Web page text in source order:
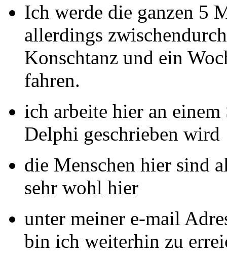
Ich werde die ganzen 5
allerdings
Konschtanz und ein
fahren.
ich arbeite hier an
Delphi geschrieben wird
die Menschen hier sind
sehr wohl hier
unter meiner e-mail
bin ich weiterhin zu